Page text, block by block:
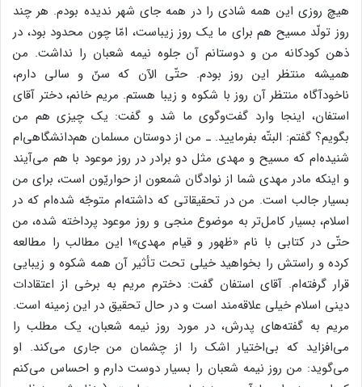
هیچ روزی این همه شادی را در همه جای شهر ندیده بودم. هر چند
روز تولّد مسیح هم برای ما یک روز زیباست، امّا چون محدود بود، در
ذهن کودکانه من و دوستانم آن جلوه نیمه شعبان را نداشت. من
همیشه منتظر این روز بودم. حتّی الآن که سنّ و سالی دارم،
ناخودآگاه منتظر آن روز با شکوه و زیبا هستم. مریم خانم، دختر آقای
استفان، اینجا وارد گفت‌وگوی ما شد و گفت: یک چیزی هم من
بگویم؟ گفتم: البتّه بفرمایید. ـ من از دوستان مسلمان هم‌دانشگاهی‌ام
شنیده‌ام که مسیح و مهدی مثل دو برادر در روز موعود با هم می‌آیند
و اینکه مادر مهدی شما از نوادگان شمعون از حواریّون است، برای من
بسیار جالب است. من در تحقیقاتی که داشته‌ام متوجّه شده‌ام که در
اسلام، بسیار کامل‌تر به موضوع منجی و روز موعود پرداخته شده، من
حتّی در کتابی با نام «ظهور و قیام مهدی»1 این مطالب را مطالعه
کرده‌ و راستش را بخواهید خیلی تحت تأثیر آن همه شکوه و زیبایی
قرار گرفته‌ام. آقای استفان گفت: دخترم مریم به برخی از اعتقادات
دینی اسلام خیلی علاقه‌مند است و در حال تحقیق در این زمینه است.
مریم به گفته‌های پدرش، در مورد روز نیمه شعبان، یک مطلب را
می‌افزاید که بی‌اختیار اشک را از چشمان من جاری می‌کند. او
می‌گوید: من روز نیمه شعبان را بسیار دوست دارم و احساس می‌کنم